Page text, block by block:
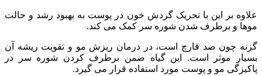
علاوه بر این با تحریک گردش خون در پوست به بهبود رشد و حالت
موها و برطرف شدن شوره سر کمک می کند.
گزنه چون ضد قارچ است، در درمان ریزش مو و تقویت ریشه آن
بسیار موثر است. این گیاه ضمن برطرف کردن شوره سر در
پاکیزگی مو و پوست مورد استفاده قرار می گیرد.